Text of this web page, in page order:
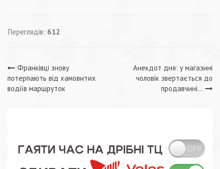
Переглядів: 612
Навігація
записів
Франківці знову
потерпають від хамовитих
водіїв маршруток
Анекдот дня: у магазині
чоловік звертається до
продавчині…